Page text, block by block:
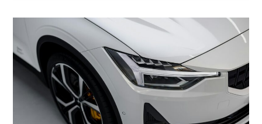
Camionnette
?